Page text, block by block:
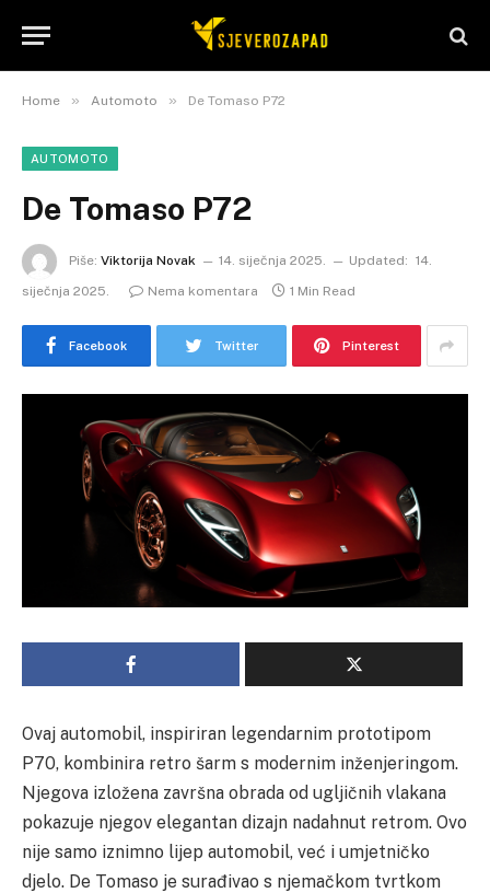
Home » Automoto » De Tomaso P72
AUTOMOTO
De Tomaso P72
Piše: Viktorija Novak 14. siječnja 2025. Updated: 14.
siječnja 2025.
Nema komentara 1 Min Read
Facebook Twitter Pinterest
Ovaj automobil, inspiriran legendarnim prototipom
P70, kombinira retro šarm s modernim inženjeringom.
Njegova izložena završna obrada od ugljičnih vlakana
pokazuje njegov elegantan dizajn nadahnut retrom. Ovo
nije samo iznimno lijep automobil, već i umjetničko
djelo. De Tomaso je surađivao s njemačkom tvrtkom